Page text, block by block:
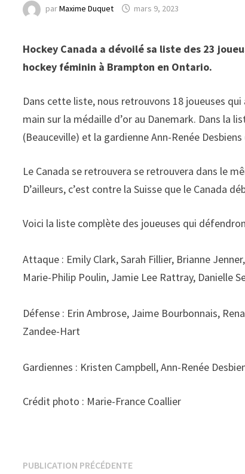
parMaxime Duquet mars 9, 2023
Hockey Canada a dévoilé sa liste des 23
hockey féminin à Brampton en Ontario.
Dans cette liste, nous retrouvons 18 joueuses
main sur la médaille d’or au Danemark. Dans la
(Beauceville) et la gardienne Ann-Renée
Le Canada se retrouvera se retrouvera dans le
D’ailleurs, c’est contre la Suisse que le Canada
Voici la liste complète des joueuses qui
Attaque : Emily Clark, Sarah Fillier, Brianne
Marie-Philip Poulin, Jamie Lee Rattray, Danielle
Défense : Erin Ambrose, Jaime Bourbonnais,
Zandee-Hart
Gardiennes : Kristen Campbell, Ann-Renée
Crédit photo : Marie-France Coallier
Navigation
PUBLICATION PRÉCÉDENTEPublication